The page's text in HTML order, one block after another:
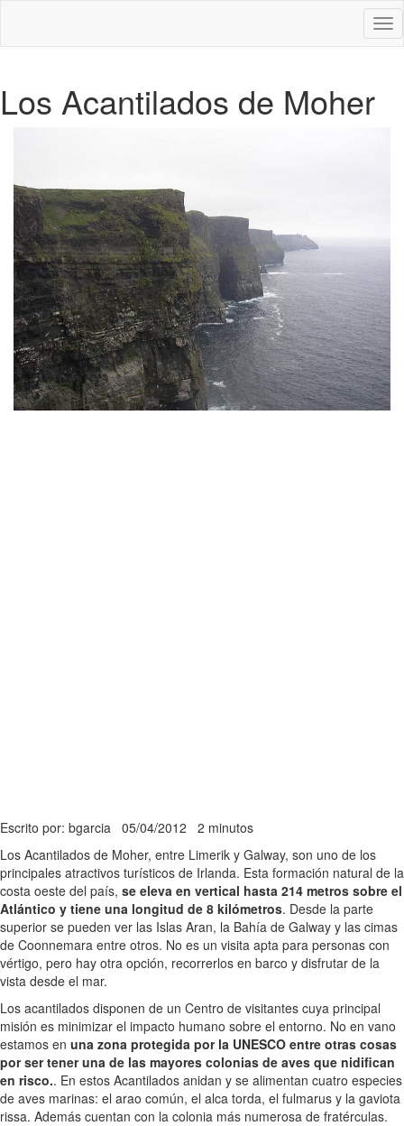
Los Acantilados de Moher
Escrito por: bgarcia 05/04/2012 2 minutos
Los Acantilados de Moher, entre Limerik y Galway, son uno de los
principales atractivos turísticos de Irlanda. Esta formación natural de la
costa oeste del país, se eleva en vertical hasta 214 metros sobre el
Atlántico y tiene una longitud de 8 kilómetros. Desde la parte
superior se pueden ver las Islas Aran, la Bahía de Galway y las cimas
de Coonnemara entre otros. No es un visita apta para personas con
vértigo, pero hay otra opción, recorrerlos en barco y disfrutar de la
vista desde el mar.
Los acantilados disponen de un Centro de visitantes cuya principal
misión es minimizar el impacto humano sobre el entorno. No en vano
estamos en una zona protegida por la UNESCO entre otras cosas
por ser tener una de las mayores colonias de aves que nidifican
en risco.. En estos Acantilados anidan y se alimentan cuatro especies
de aves marinas: el arao común, el alca torda, el fulmarus y la gaviota
rissa. Además cuentan con la colonia más numerosa de fratérculas.